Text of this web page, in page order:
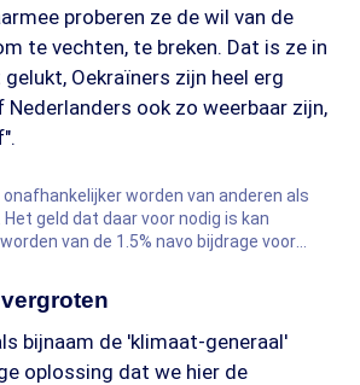
proberen ze de wil van de
te vechten, te breken. Dat is ze in
Oekraïners zijn heel erg
Nederlanders ook zo weerbaar zijn,
worden van anderen als
geld dat daar voor nodig is kan
van de 1.5% navo bijdrage voor
bijnaam de 'klimaat-generaal'
oplossing dat we hier de